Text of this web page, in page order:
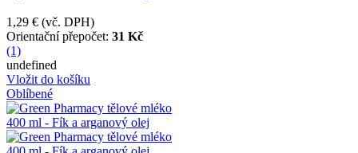
1,29 € (vč. DPH)
Orientační přepočet: 31 Kč
(1)
undefined
Vložit do košíku
Oblíbené